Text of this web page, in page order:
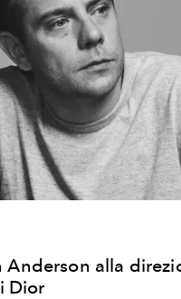
Anderson alla
Dior